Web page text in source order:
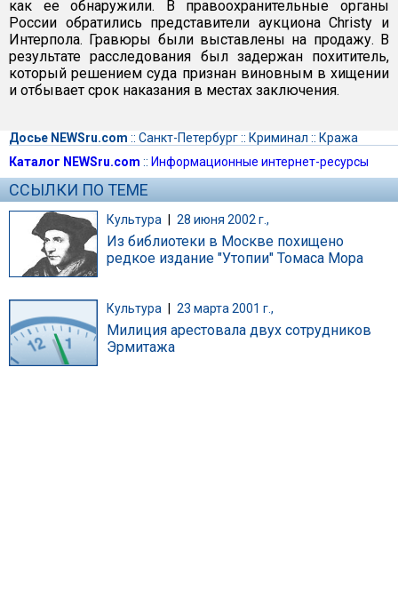
как ее обнаружили. В правоохранительные органы
России обратились представители аукциона Christy и
Интерпола. Гравюры были выставлены на продажу. В
результате расследования был задержан похититель,
который решением суда признан виновным в хищении
и отбывает срок наказания в местах заключения.
Досье NEWSru.com :: Санкт-Петербург:: Криминал :: Кража
Каталог NEWSru.com :: Информационные интернет-ресурсы
ССЫЛКИ ПО ТЕМЕ
Культура | 28 июня 2002 г.,
Из библиотеки в Москве похищено
редкое издание "Утопии" Томаса Мора
Культура 23 марта 2001 г.,
Милиция арестовала двух сотрудников
Эрмитажа